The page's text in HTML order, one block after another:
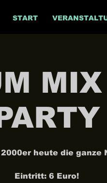
START
heute die ganze
Eintritt: 6 Euro!